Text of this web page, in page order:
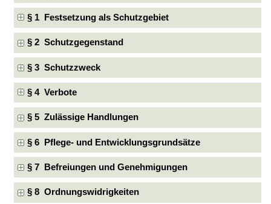
§ 1 Festsetzung als Schutzgebiet
§ 2 Schutzgegenstand
§ 3 Schutzzweck
§ 4 Verbote
§ 5 Zulässige Handlungen
§ 6 Pflege- und Entwicklungsgrundsätze
§ 7 Befreiungen und Genehmigungen
§ 8 Ordnungswidrigkeiten